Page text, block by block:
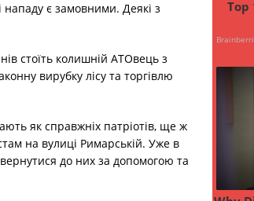
нападу є замовними. Деякі з
стоїть колишній АТОвець з
вирубку лісу та торгівлю
як справжніх патріотів, ще ж
на вулиці Римарській. Уже в
до них за допомогою та